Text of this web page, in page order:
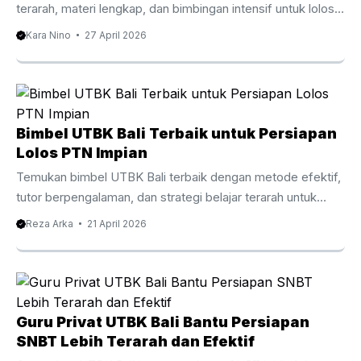
terarah, materi lengkap, dan bimbingan intensif untuk lolos
seleksi CPNS. Pengantar Les Privat CPNS Bali
strategi yang tepat dan latihan yang konsisten. Oleh karena
itu, banyak peserta kini memilih Les Privat CPNS Bali
sebagai cara efektif untuk meningkatkan peluang lolos.
Dengan persaingan yang semakin ketat setiap tahunnya,
belajar secara mandiri sering kali terasa kurang cukup. Di
Bali, minat terhadap bimbingan privat CPNS terus
meningkat. Hal ini ...
Kara Nino 27 April 2026
Bimbel UTBK Bali Terbaik untuk Persiapan
Lolos PTN Impian
Temukan bimbel UTBK Bali terbaik dengan metode efektif,
tutor berpengalaman, dan strategi belajar terarah untuk
lolos PTN impian. Baca panduan lengkapnya di sini.
semakin ketat. Oleh karena itu, banyak siswa mulai mencari
bimbel UTBK Bali sebagai langkah strategis untuk
meningkatkan peluang lolos. Dengan pendekatan belajar
yang tepat, materi terarah, dan bimbingan tutor
berpengalaman, proses persiapan menjadi lebih efektif dan
Reza Arka 21 April 2026
Guru Privat UTBK Bali Bantu Persiapan
SNBT Lebih Terarah dan Efektif